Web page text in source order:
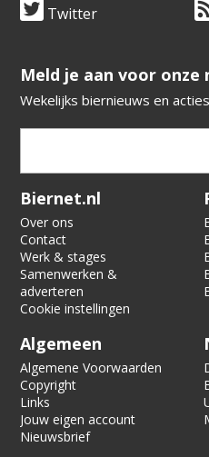
Twitter
​​​​​​​Meld je aan voor onze
Wekelijks biernieuws en
Verification code:
Biernet.nl
Over ons
Contact
Werk & stages
Samenwerken &
adverteren
Cookie instellingen
Algemeen
Algemene Voorwaarden
Copyright
Links
Jouw eigen account
Nieuwsbrief